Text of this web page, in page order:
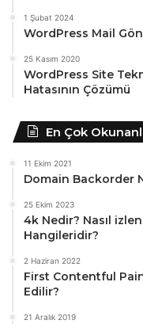
1 Şubat 2024
WordPress Mail
25 Kasım 2020
WordPress Site
Hatasının Çözümü
En Çok
11 Ekim 2021
Domain Backorder
25 Ekim 2023
4k Nedir? Nasıl
Hangileridir?
2 Haziran 2022
First Contentful
Edilir?
21 Aralık 2019